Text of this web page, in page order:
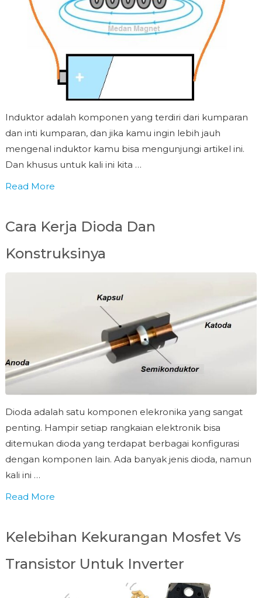
Induktor adalah komponen yang terdiri dari kumparan
dan inti kumparan, dan jika kamu ingin lebih jauh
mengenal induktor kamu bisa mengunjungi artikel ini.
Dan khusus untuk kali ini kita …
Read More
Cara Kerja Dioda Dan
Konstruksinya
Dioda adalah satu komponen elekronika yang sangat
penting. Hampir setiap rangkaian elektronik bisa
ditemukan dioda yang terdapat berbagai konfigurasi
dengan komponen lain. Ada banyak jenis dioda, namun
kali ini …
Read More
Kelebihan Kekurangan Mosfet Vs
Transistor Untuk Inverter